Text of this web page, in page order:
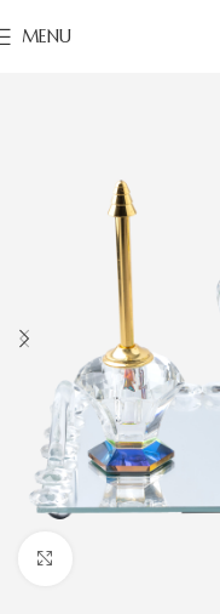
MENU